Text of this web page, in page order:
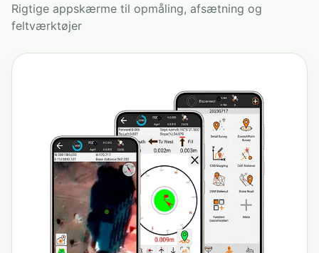
Rigtige appskærme til opmåling, afsætning og
feltværktøjer